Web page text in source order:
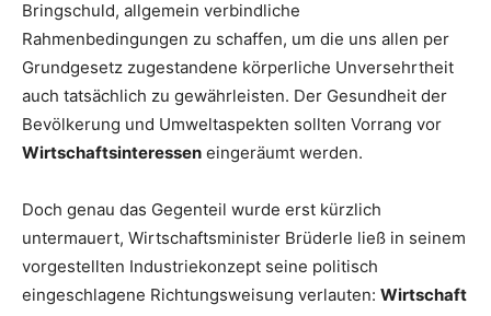
Bringschuld, allgemein verbindliche
Rahmenbedingungen zu schaffen, um die uns allen per
Grundgesetz zugestandene körperliche Unversehrtheit
auch tatsächlich zu gewährleisten. Der Gesundheit der
Bevölkerung und Umweltaspekten sollten Vorrang vor
Wirtschaftsinteressen eingeräumt werden.
Doch genau das Gegenteil wurde erst kürzlich
untermauert, Wirtschaftsminister Brüderle ließ in seinem
vorgestellten Industriekonzept seine politisch
eingeschlagene Richtungsweisung verlauten: Wirtschaft